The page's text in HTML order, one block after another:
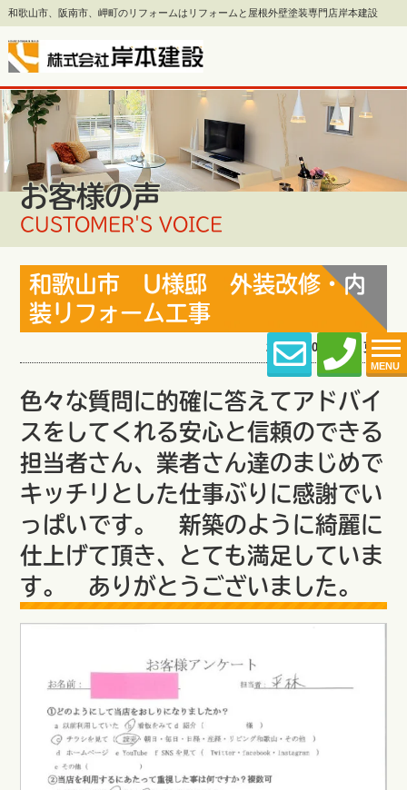
和歌山市、阪南市、岬町のリフォームはリフォームと屋根外壁塗装専門店岸本建設
MENU
お客様の声
CUSTOMER'S VOICE
和歌山市 U様邸 外装改修・内
装リフォーム工事
2022.10.03 (Mon) 更新
色々な質問に的確に答えてアドバイ
スをしてくれる安心と信頼のできる
担当者さん、業者さん達のまじめで
キッチリとした仕事ぶりに感謝でい
っぱいです。 新築のように綺麗に
仕上げて頂き、とても満足していま
す。 ありがとうございました。